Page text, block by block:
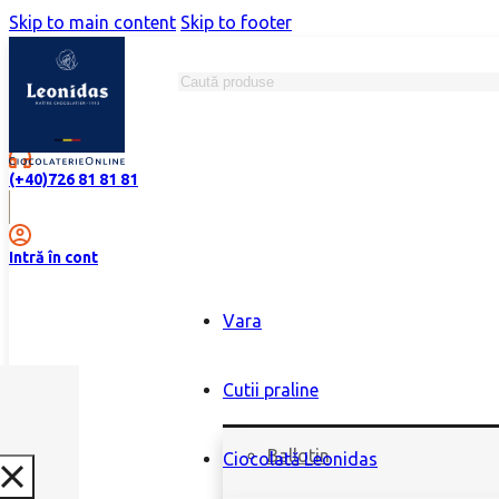
Skip to main content Skip to footer
Magazine
(+40)726 81 81 81
Intră în cont
Vara
Cutii praline
Ballotin
Ciocolată Leonidas